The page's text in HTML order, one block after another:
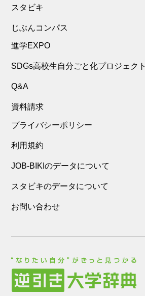
スタビキ
じぶんコンパス
進学EXPO
SDGs高校生自分ごと化プロジェクト
Q&A
資料請求
プライバシーポリシー
利用規約
JOB-BIKIのデータについて
スタビキのデータについて
お問い合わせ